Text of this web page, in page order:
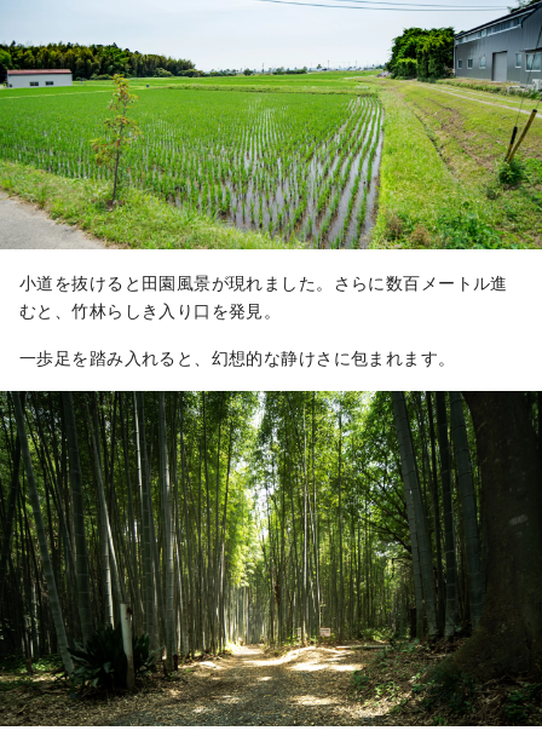
小道を抜けると田園風景が現れました。さらに数百メートル進
むと、竹林らしき入り口を発見。
一歩足を踏み入れると、幻想的な静けさに包まれます。